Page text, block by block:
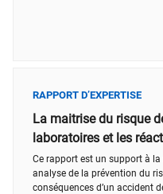
La maitrise du risque
laboratoires et les
RAPPORT D’EXPERTISE
​Ce rapport est un support à la
analyse de la prévention du
conséquences d’un accident